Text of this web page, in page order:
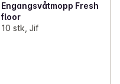
Engangsvåtmopp Fresh
floor
10 stk, Jif